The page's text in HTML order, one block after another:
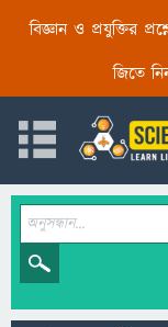
বিজ্ঞান ও প্রযুক্তির
জিতে